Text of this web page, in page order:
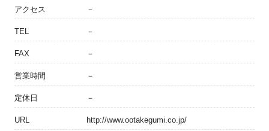
アクセス －
TEL －
FAX －
営業時間 －
定休日 －
URL http://www.ootakegumi.co.jp/